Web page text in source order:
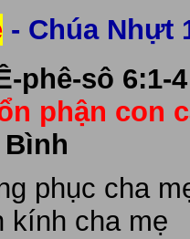
- Chúa Nhựt
phê-sô 6:1-4
phận con
Bình
phục cha
kính cha mẹ